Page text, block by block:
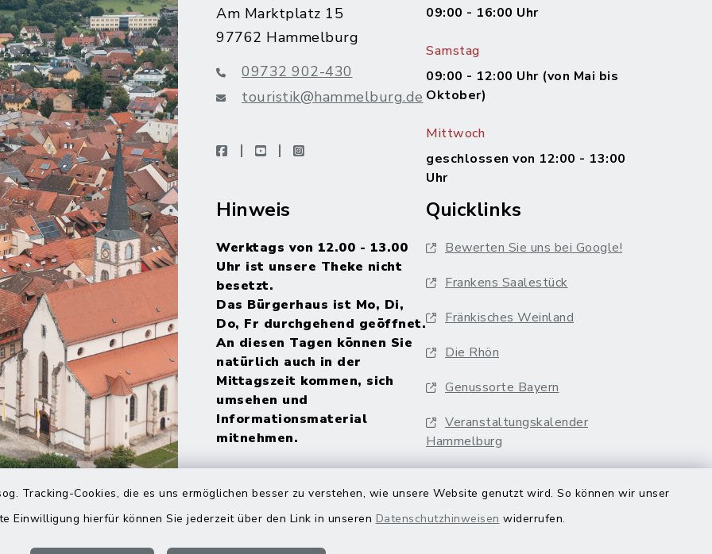
Tracking-Cookies, die es uns ermöglichen besser zu verstehen, wie unsere Website genutzt wird. So können wir unser
Einwilligung hierfür können Sie jederzeit über den Link in unseren Datenschutzhinweisen widerrufen.
Am Marktplatz 15
97762 Hammelburg
09732 902-430
touristik@hammelburg.de
facebookyoutubeinstagram
09:00 - 16:00 Uhr
Samstag
09:00 - 12:00 Uhr (von Mai bis
Oktober)
Mittwoch
geschlossen von 12:00 - 13:00
Uhr
Hinweis
Werktags von 12.00 - 13.00
Uhr ist unsere Theke nicht
besetzt.
Das Bürgerhaus ist Mo, Di,
Do, Fr durchgehend geöffnet.
An diesen Tagen können Sie
natürlich auch in der
Mittagszeit kommen, sich
umsehen und
Informationsmaterial
mitnehmen.
Quicklinks
Bewerten Sie uns bei Google!
Frankens Saalestück
Fränkisches Weinland
Die Rhön
Genussorte Bayern
Veranstaltungskalender
Hammelburg